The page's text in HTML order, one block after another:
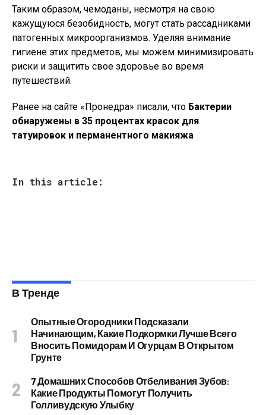
Таким образом, чемоданы, несмотря на свою
кажущуюся безобидность, могут стать рассадниками
патогенных микроорганизмов. Уделяя внимание
гигиене этих предметов, мы можем минимизировать
риски и защитить свое здоровье во время
путешествий.
Ранее на сайте «Пронедра» писали, что Бактерии
обнаружены в 35 процентах красок для
татуировок и перманентного макияжа
In this article:
В Тренде
Опытные Огородники Подсказали
Начинающим, Какие Подкормки Лучше Всего
Вносить Помидорам И Огурцам В Открытом
Грунте
7 Домашних Способов Отбеливания Зубов:
Какие Продукты Помогут Получить
Голливудскую Улыбку